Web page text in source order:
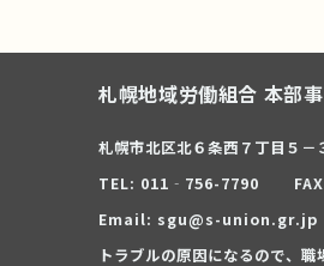
札幌地域労働組合 本部
札幌市北区北６条西７丁目５
TEL: 011‐756-7790
Email: sgu@s-union.gr.jp
トラブルの原因になるので、職